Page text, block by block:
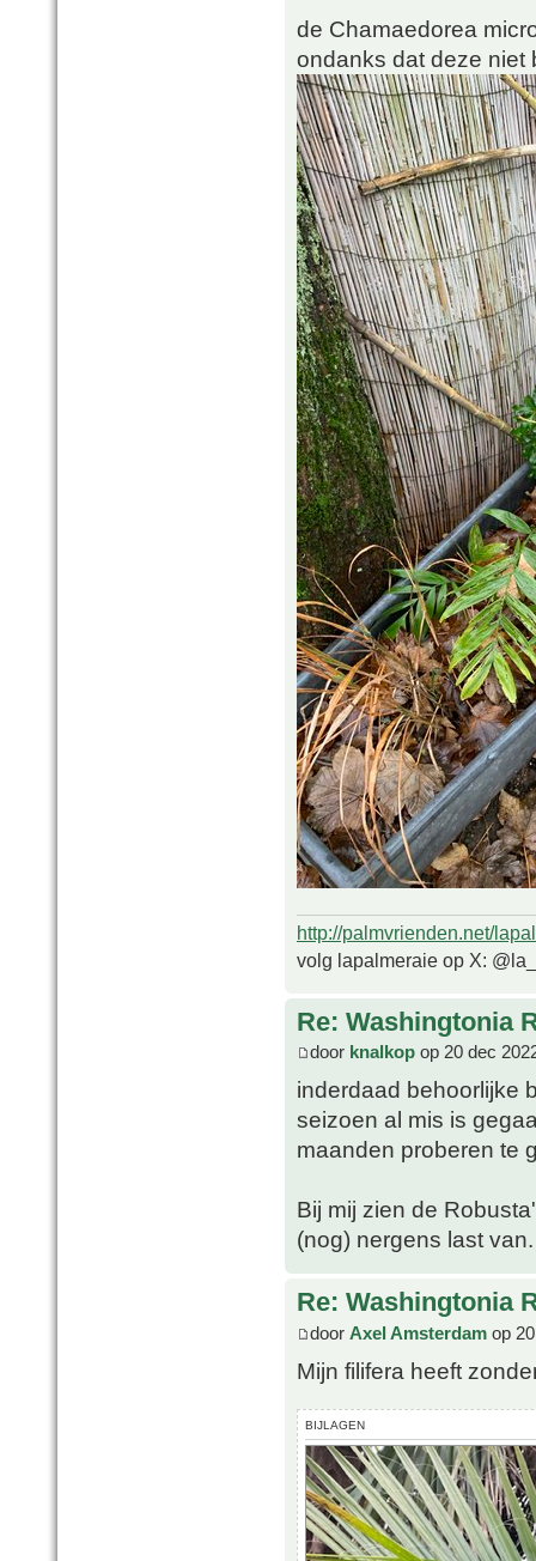
de Chamaedorea
ondanks dat deze niet
http://palmvrienden.net/
volg lapalmeraie op X:
Re: Washingtonia
door knalkop op 20 dec
inderdaad behoorlijke
seizoen al mis is
maanden proberen te
Bij mij zien de
(nog) nergens last van.
Re: Washingtonia
door Axel Amsterdam op
Mijn filifera heeft
BIJLAGEN